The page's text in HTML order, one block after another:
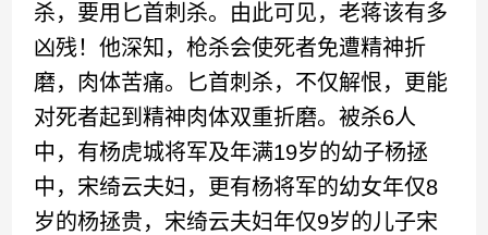
杀，要用匕首刺杀。由此可见，老蒋该有多
凶残！他深知，枪杀会使死者免遭精神折
磨，肉体苦痛。匕首刺杀，不仅解恨，更能
对死者起到精神肉体双重折磨。被杀6人
中，有杨虎城将军及年满19岁的幼子杨拯
中，宋绮云夫妇，更有杨将军的幼女年仅8
岁的杨拯贵，宋绮云夫妇年仅9岁的儿子宋